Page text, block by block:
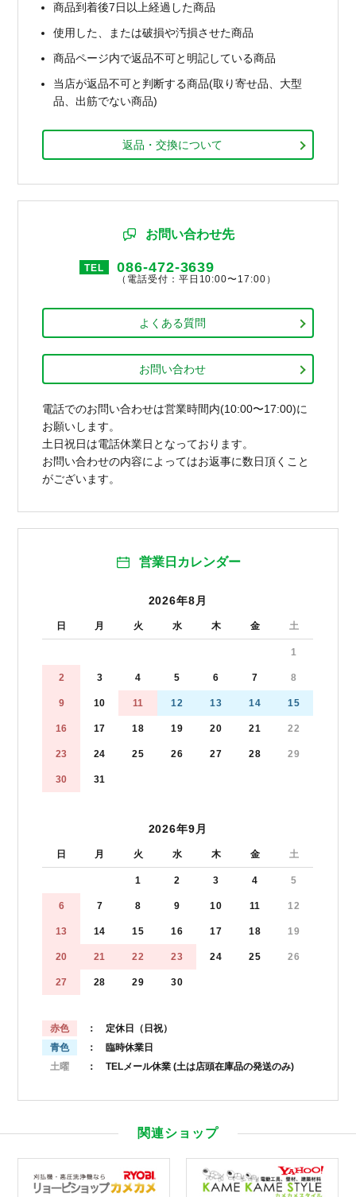
商品到着後7日以上経過した商品
使用した、または破損や汚損させた商品
商品ページ内で返品不可と明記している商品
当店が返品不可と判断する商品(取り寄せ品、大型
品、出筋でない商品)
返品・交換について
お問い合わせ先
TEL 086-472-3639
（電話受付：平日10:00〜17:00）
よくある質問
お問い合わせ
電話でのお問い合わせは営業時間内(10:00〜17:00)に
お願いします。
土日祝日は電話休業日となっております。
お問い合わせの内容によってはお返事に数日頂くこと
がございます。
営業日カレンダー
2026年8月
日 月 火 水 木 金 土
1
2 3 4 5 6 7 8
9 10 11 12 13 14 15
16 17 18 19 20 21 22
23 24 25 26 27 28 29
30 31
2026年9月
日 月 火 水 木 金 土
1 2 3 4 5
6 7 8 9 10 11 12
13 14 15 16 17 18 19
20 21 22 23 24 25 26
27 28 29 30
赤色
： 定休日（日祝）
青色
： 臨時休業日
土曜
： TELメール休業 (土は店頭在庫品の発送のみ)
関連ショップ